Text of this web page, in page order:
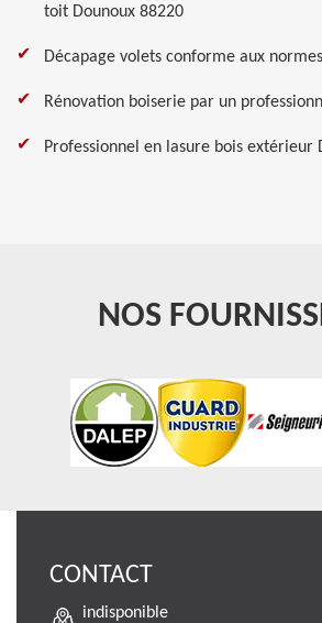
toit Dounoux 88220
Décapage volets conforme aux
Rénovation boiserie par un
Professionnel en lasure bois extérieur
NOS
CONTACT
indisponible